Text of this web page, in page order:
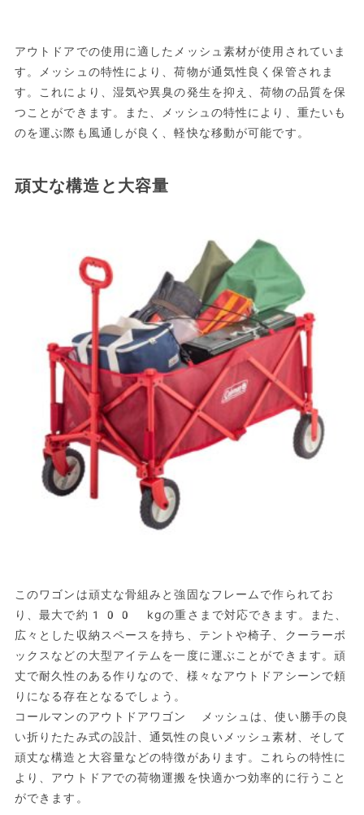
アウトドアでの使用に適したメッシュ素材が使用されていま
す。メッシュの特性により、荷物が通気性良く保管されま
す。これにより、湿気や異臭の発生を抑え、荷物の品質を保
つことができます。また、メッシュの特性により、重たいも
のを運ぶ際も風通しが良く、軽快な移動が可能です。
頑丈な構造と大容量
このワゴンは頑丈な骨組みと強固なフレームで作られてお
り、最大で約100 kgの重さまで対応できます。また、
広々とした収納スペースを持ち、テントや椅子、クーラーボ
ックスなどの大型アイテムを一度に運ぶことができます。頑
丈で耐久性のある作りなので、様々なアウトドアシーンで頼
りになる存在となるでしょう。
コールマンのアウトドアワゴン メッシュは、使い勝手の良
い折りたたみ式の設計、通気性の良いメッシュ素材、そして
頑丈な構造と大容量などの特徴があります。これらの特性に
より、アウトドアでの荷物運搬を快適かつ効率的に行うこと
ができます。